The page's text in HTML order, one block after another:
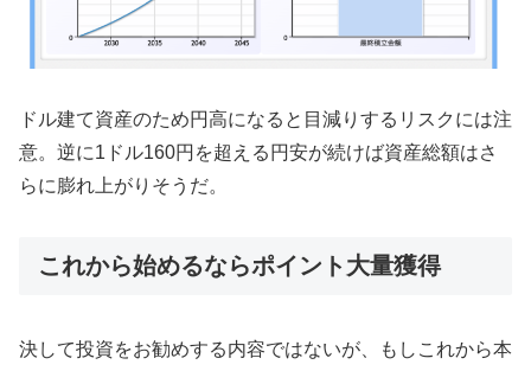
ドル建て資産のため円高になると目減りするリスクには注
意。逆に1ドル160円を超える円安が続けば資産総額はさ
らに膨れ上がりそうだ。
これから始めるならポイント大量獲得
決して投資をお勧めする内容ではないが、もしこれから本